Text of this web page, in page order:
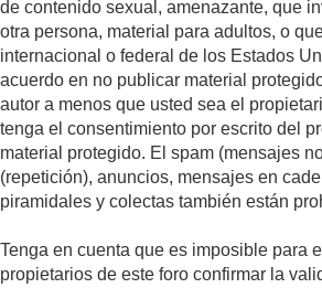
de contenido sexual, amenazante, que
otra persona, material para adultos, o
internacional o federal de los Estados
acuerdo en no publicar material
autor a menos que usted sea el
tenga el consentimiento por escrito del
material protegido. El spam (mensajes
(repetición), anuncios, mensajes en
piramidales y colectas también están
Tenga en cuenta que es imposible para
propietarios de este foro confirmar la